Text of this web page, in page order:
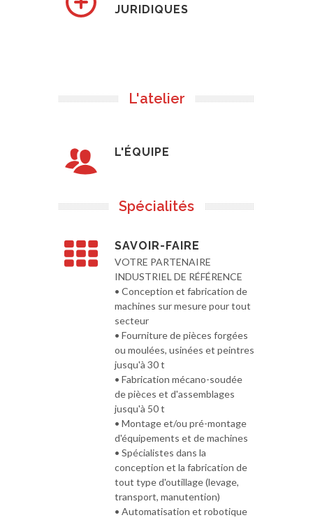
JURIDIQUES
L'atelier
L'ÉQUIPE
Spécialités
SAVOIR-FAIRE
VOTRE PARTENAIRE
INDUSTRIEL DE RÉFÉRENCE
• Conception et fabrication de
machines sur mesure pour tout
secteur
• Fourniture de pièces forgées
ou moulées, usinées et peintres
jusqu'à 30 t
• Fabrication mécano-soudée
de pièces et d'assemblages
jusqu'à 50 t
• Montage et/ou pré-montage
d'équipements et de machines
• Spécialistes dans la
conception et la fabrication de
tout type d'outillage (levage,
transport, manutention)
• Automatisation et robotique